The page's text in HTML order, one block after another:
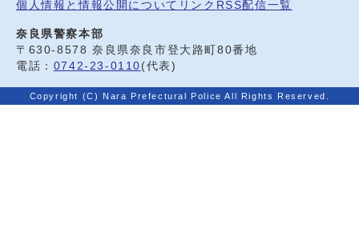
個人情報と情報公開について リンク RSS配信一覧
奈良県警察本部
〒630-8578 奈良県奈良市登大路町80番地
電話： 0742-23-0110 (代表)
Copyright (C) Nara Prefectural Police All Rights Reserved.